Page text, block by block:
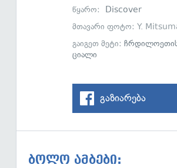
წყარო: Discover
მთავარი ფოტო: Y.
გაიგეთ მეტი:
ციალი
გაზიარება
ბოლო ამბები: